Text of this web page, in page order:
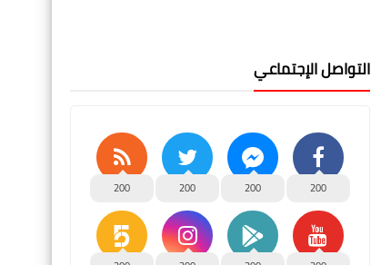
التواصل الإجتماعي
200
200
200
200